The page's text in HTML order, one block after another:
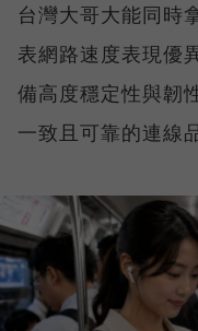
台灣大哥大能同時
表網路速度表現優
備高度穩定性與韌
一致且可靠的連線